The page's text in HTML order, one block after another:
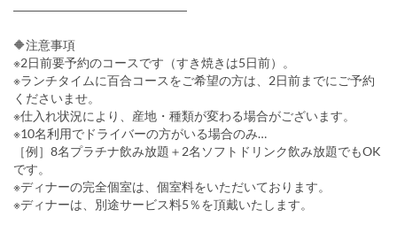
――――――――――――――
🔶注意事項
※2日前要予約のコースです（すき焼きは5日前）。
※ランチタイムに百合コースをご希望の方は、2日前までにご予約
くださいませ。
※仕入れ状況により、産地・種類が変わる場合がございます。
※10名利用でドライバーの方がいる場合のみ…
［例］8名プラチナ飲み放題＋2名ソフトドリンク飲み放題でもOK
です。
※ディナーの完全個室は、個室料をいただいております。
※ディナーは、別途サービス料5％を頂戴いたします。